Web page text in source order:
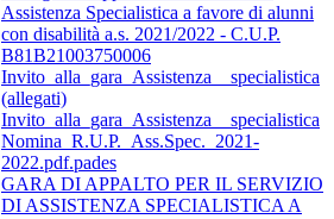
Assistenza Specialistica a favore di alunni
con disabilità a.s. 2021/2022 - C.U.P.
B81B21003750006
Invito_alla_gara_Assistenza__specialistica
(allegati)
Invito_alla_gara_Assistenza__specialistica
Nomina_R.U.P._Ass.Spec._2021-
2022.pdf.pades
GARA DI APPALTO PER IL SERVIZIO
DI ASSISTENZA SPECIALISTICA A